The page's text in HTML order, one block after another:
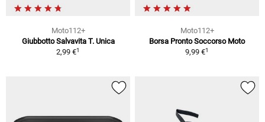
Moto112+
Giubbotto Salvavita T. Unica
2,99 €1
Moto112+
Borsa Pronto Soccorso Moto
9,99 €1